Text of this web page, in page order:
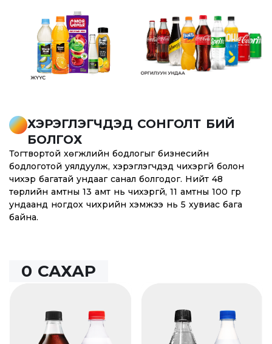
ХЭРЭГЛЭГЧДЭД СОНГОЛТ БИЙ
БОЛГОХ
Тогтвортой хөгжлийн бодлогыг бизнесийн
бодлоготой уялдуулж, хэрэглэгчдэд чихэргүй болон
чихэр багатай ундааг санал болгодог. Нийт 48
төрлийн амтны 13 амт нь чихэргүй, 11 амтны 100 гр
ундаанд ногдох чихрийн хэмжээ нь 5 хувиас бага
байна.
0 САХАР